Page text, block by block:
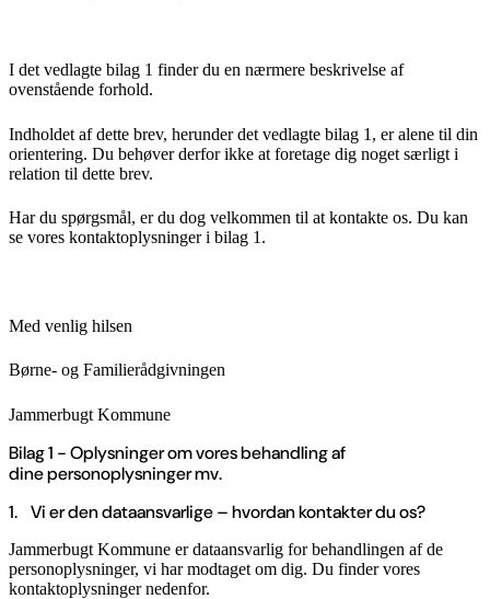
I det vedlagte bilag 1 finder du en nærmere beskrivelse af
ovenstående forhold.
Indholdet af dette brev, herunder det vedlagte bilag 1, er alene til din
orientering. Du behøver derfor ikke at foretage dig noget særligt i
relation til dette brev.
Har du spørgsmål, er du dog velkommen til at kontakte os. Du kan
se vores kontaktoplysninger i bilag 1.
Med venlig hilsen
Børne- og Familierådgivningen
Jammerbugt Kommune
Bilag 1 - Oplysninger om vores behandling af
dine personoplysninger mv.
1. Vi er den dataansvarlige – hvordan kontakter du os?
Jammerbugt Kommune er dataansvarlig for behandlingen af de
personoplysninger, vi har modtaget om dig. Du finder vores
kontaktoplysninger nedenfor.